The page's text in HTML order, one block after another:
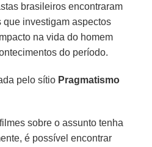
brasileiros encontraram
investigam aspectos
na vida do homem
do período.
pelo sítio Pragmatismo
sobre o assunto tenha
é possível encontrar